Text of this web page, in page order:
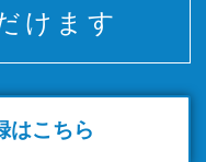
けます
はこちら